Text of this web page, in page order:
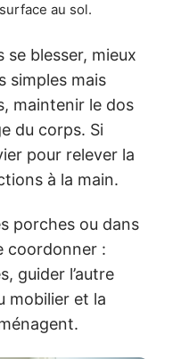
au sol.
se blesser, mieux
simples mais
maintenir le dos
du corps. Si
pour relever la
à la main.
porches ou dans
coordonner :
guider l’autre
mobilier et la